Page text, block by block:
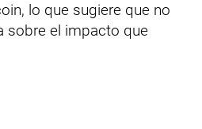
lo que sugiere que no
sobre el impacto que